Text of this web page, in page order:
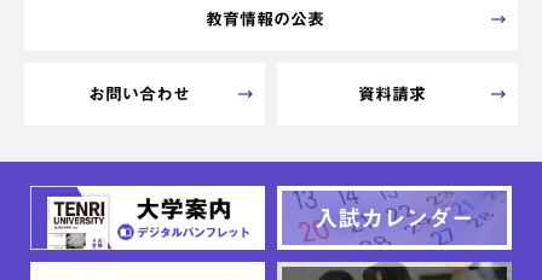
教育情報の公表
お問い合わせ 資料請求